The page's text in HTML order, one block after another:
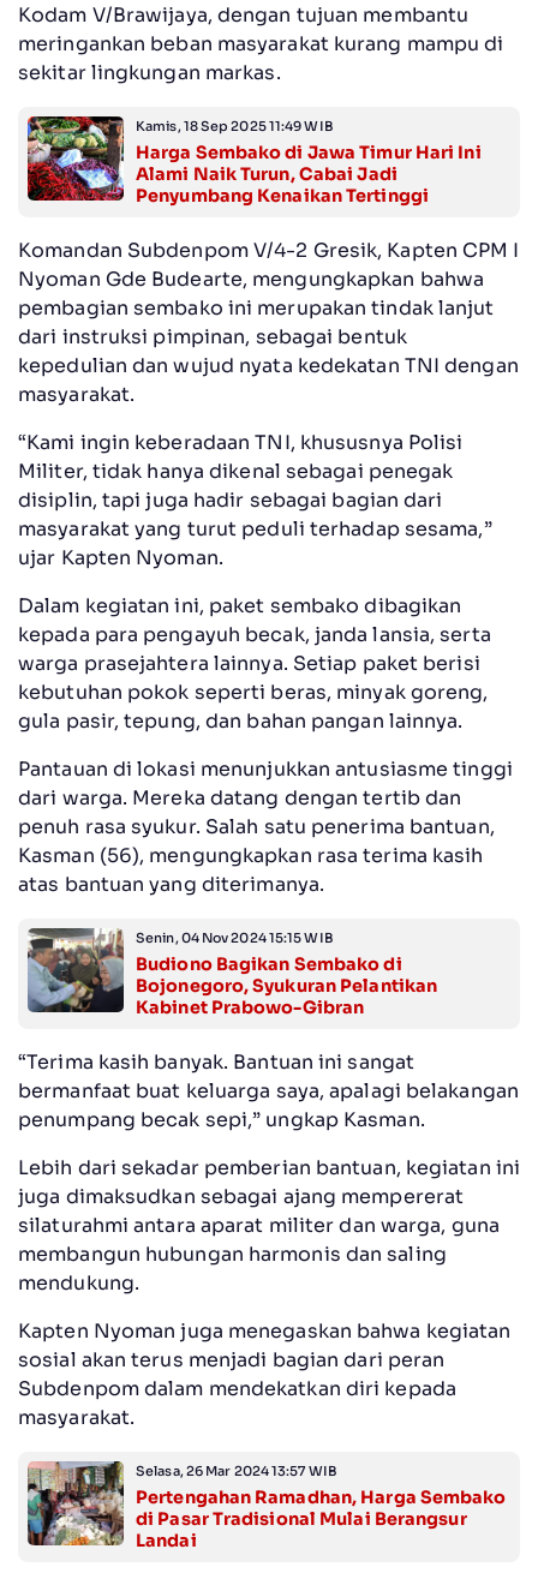
Kodam V/Brawijaya, dengan tujuan membantu
meringankan beban masyarakat kurang mampu di
sekitar lingkungan markas.
Kamis, 18 Sep 2025 11:49 WIB
Harga Sembako di Jawa Timur Hari Ini
Alami Naik Turun, Cabai Jadi
Penyumbang Kenaikan Tertinggi
Komandan Subdenpom V/4-2 Gresik, Kapten CPM I
Nyoman Gde Budearte, mengungkapkan bahwa
pembagian sembako ini merupakan tindak lanjut
dari instruksi pimpinan, sebagai bentuk
kepedulian dan wujud nyata kedekatan TNI dengan
masyarakat.
“Kami ingin keberadaan TNI, khususnya Polisi
Militer, tidak hanya dikenal sebagai penegak
disiplin, tapi juga hadir sebagai bagian dari
masyarakat yang turut peduli terhadap sesama,”
ujar Kapten Nyoman.
Dalam kegiatan ini, paket sembako dibagikan
kepada para pengayuh becak, janda lansia, serta
warga prasejahtera lainnya. Setiap paket berisi
kebutuhan pokok seperti beras, minyak goreng,
gula pasir, tepung, dan bahan pangan lainnya.
Pantauan di lokasi menunjukkan antusiasme tinggi
dari warga. Mereka datang dengan tertib dan
penuh rasa syukur. Salah satu penerima bantuan,
Kasman (56), mengungkapkan rasa terima kasih
atas bantuan yang diterimanya.
Senin, 04 Nov 2024 15:15 WIB
Budiono Bagikan Sembako di
Bojonegoro, Syukuran Pelantikan
Kabinet Prabowo-Gibran
“Terima kasih banyak. Bantuan ini sangat
bermanfaat buat keluarga saya, apalagi belakangan
penumpang becak sepi,” ungkap Kasman.
Lebih dari sekadar pemberian bantuan, kegiatan ini
juga dimaksudkan sebagai ajang mempererat
silaturahmi antara aparat militer dan warga, guna
membangun hubungan harmonis dan saling
mendukung.
Kapten Nyoman juga menegaskan bahwa kegiatan
sosial akan terus menjadi bagian dari peran
Subdenpom dalam mendekatkan diri kepada
masyarakat.
Selasa, 26 Mar 2024 13:57 WIB
Pertengahan Ramadhan, Harga Sembako
di Pasar Tradisional Mulai Berangsur
Landai